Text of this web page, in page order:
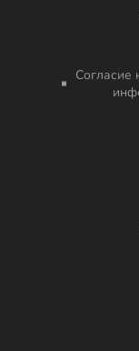
Согласие